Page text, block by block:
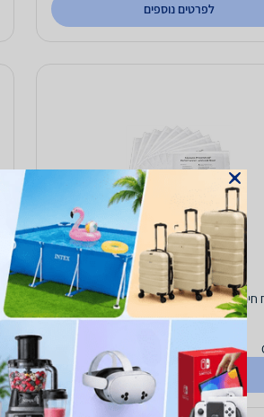
לפרטים נוספים
מארז ניייר שימון למגרסה
חינם
עד 5 ימי עסקים
לפרטים נוספים